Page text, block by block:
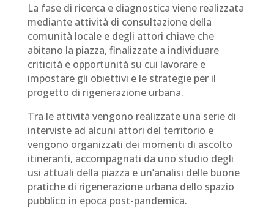
La fase di ricerca e diagnostica viene realizzata
mediante attività di consultazione della
comunità locale e degli attori chiave che
abitano la piazza, finalizzate a individuare
criticità e opportunità su cui lavorare e
impostare gli obiettivi e le strategie per il
progetto di rigenerazione urbana.
Tra le attività vengono realizzate una serie di
interviste ad alcuni attori del territorio e
vengono organizzati dei momenti di ascolto
itineranti, accompagnati da uno studio degli
usi attuali della piazza e un’analisi delle buone
pratiche di rigenerazione urbana dello spazio
pubblico in epoca post-pandemica.